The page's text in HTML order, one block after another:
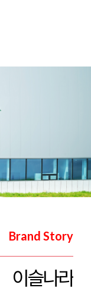
Brand Story
이슬나라